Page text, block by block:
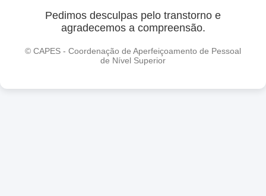
Pedimos desculpas pelo transtorno e
agradecemos a compreensão.
© CAPES - Coordenação de Aperfeiçoamento de Pessoal
de Nível Superior